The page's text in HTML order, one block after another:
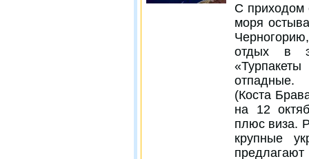
С приходом
моря
отдых в
отпадные.
(Коста
на 12
плюс виза.
крупные